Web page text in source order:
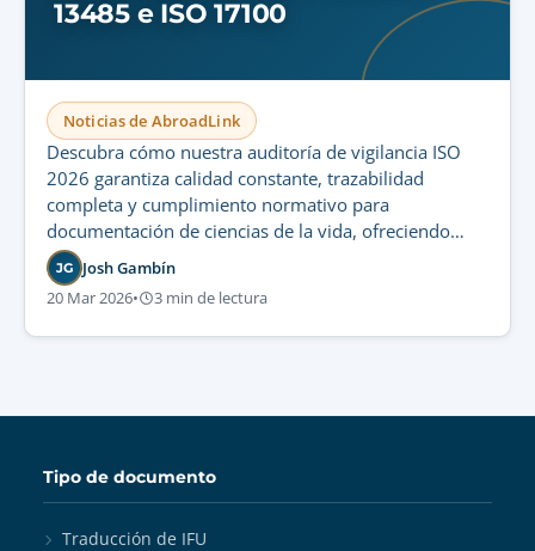
13485 e ISO 17100
Noticias de AbroadLink
Descubra cómo nuestra auditoría de vigilancia ISO
2026 garantiza calidad constante, trazabilidad
completa y cumplimiento normativo para
documentación de ciencias de la vida, ofreciendo
procesos auditables y menos incidentes de
traducción.
JG Josh Gambín
20 Mar 2026• 3 min de lectura
Tipo de documento
Traducción de IFU